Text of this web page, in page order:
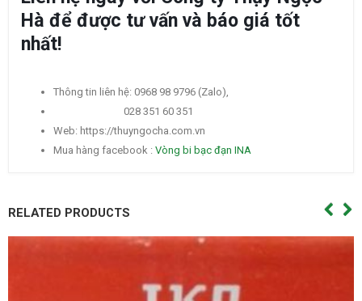
Hà để được tư vấn và báo giá tốt
nhất!
Thông tin liên hệ: 0968 98 9796 (Zalo),
028 351 60 351
Web: https://thuyngocha.com.vn
Mua hàng facebook : Vòng bi bạc đạn INA
RELATED PRODUCTS